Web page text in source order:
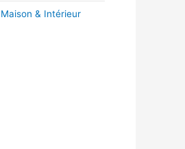
Maison & Intérieur